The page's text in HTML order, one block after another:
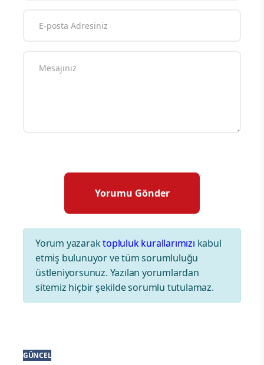
Yorum yazaraktopluluk kurallarımızı kabul
etmiş bulunuyor ve tüm sorumluluğu
üstleniyorsunuz. Yazılan yorumlardan
sitemiz hiçbir şekilde sorumlu tutulamaz.
GÜNCEL